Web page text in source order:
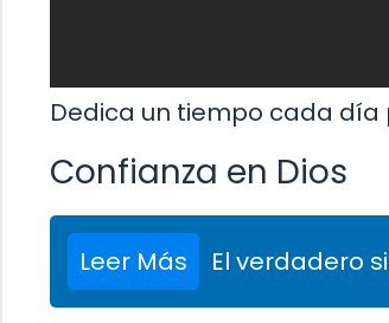
Dedica un tiempo cada
Confianza en Dios
Leer Más El verdadero